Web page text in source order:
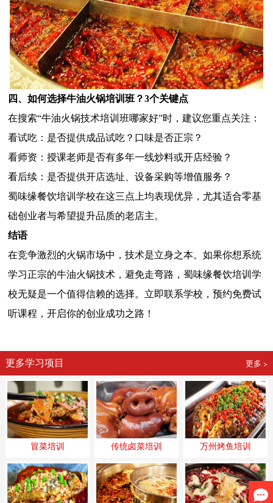
四、如何选择牛油火锅培训班？3个关键点
在搜索“牛油火锅技术培训班哪家好”时，建议您重点关注：
看试吃：是否提供成品试吃？口味是否正宗？
看师资：授课老师是否有多年一线炒料或开店经验？
看后续：是否提供开店选址、设备采购等增值服务？
蜀味缘餐饮培训学校在这三点上均表现优异，尤其适合零基
础创业者与希望提升品质的老店主。
结语
在竞争激烈的火锅市场中，技术是立身之本。如果你想系统
学习正宗的牛油火锅技术，避免走弯路，蜀味缘餐饮培训学
校无疑是一个值得信赖的选择。立即联系学校，预约免费试
听课程，开启你的创业成功之路！
更多学习项目 更多 >
冒菜培训 传统卤菜培训 万州烤鱼培训